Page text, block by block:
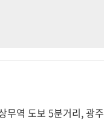
무역 도보 5분거리, 광